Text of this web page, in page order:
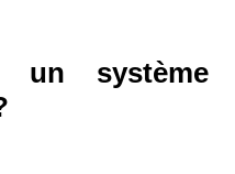
un système